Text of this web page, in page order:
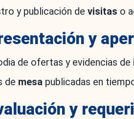
y publicación de visitas o
y
de ofertas y evidencias de
de mesapublicadas en
y